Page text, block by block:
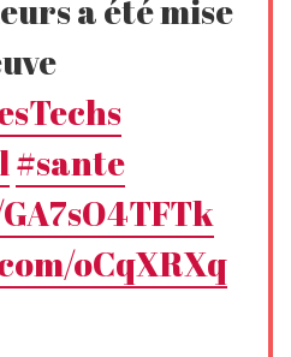
a été mise
#sante
oCqXRXq